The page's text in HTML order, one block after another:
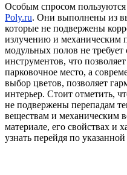
Особым спросом
Poly.ru. Они выполнены из
которые не подвержены
излучению и механическим
модульных полов не
инструментов, что
парковочное место, а
выбор цветов, позволяет
интерьер. Стоит отметить,
не подвержены перепадам
веществам и механическим
материале, его свойствах и
узнать перейдя по